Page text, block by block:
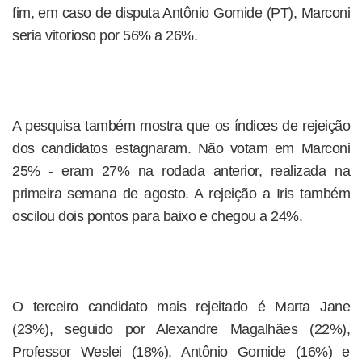
fim, em caso de disputa Antônio Gomide (PT), Marconi
seria vitorioso por 56% a 26%.
A pesquisa também mostra que os índices de rejeição
dos candidatos estagnaram. Não votam em Marconi
25% - eram 27% na rodada anterior, realizada na
primeira semana de agosto. A rejeição a Iris também
oscilou dois pontos para baixo e chegou a 24%.
O terceiro candidato mais rejeitado é Marta Jane
(23%), seguido por Alexandre Magalhães (22%),
Professor Weslei (18%), Antônio Gomide (16%) e